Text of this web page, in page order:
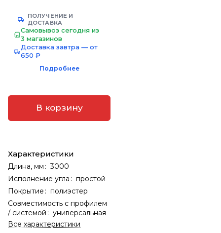
ПОЛУЧЕНИЕ И
ДОСТАВКА
Самовывоз сегодня из
3 магазинов
Доставка завтра — от
650 ₽
Подробнее
В корзину
Характеристики
Длина, мм : 3000
Исполнение угла : простой
Покрытие : полиэстер
Совместимость с профилем
/ системой : универсальная
Все характеристики